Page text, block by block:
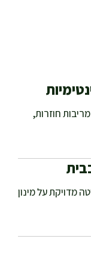
חוזרות,
מדויקת על מינון